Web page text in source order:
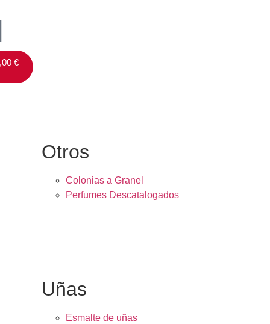
€
Otros
Colonias a Granel
Perfumes Descatalogados
Uñas
Esmalte de uñas